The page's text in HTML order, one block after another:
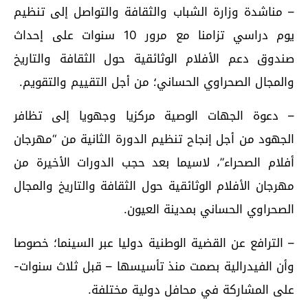
– مناشدة وزارة الشباب والثقافة والتواصل إلى تنظيم
يوم دراسي تزامنا مع مرور 10 سنوات على إحداث
صندوق دعم الأفلام الوثائقية حول الثقافة والتاريخ
والمجال الصحراوي الحساني؛ من أجل التقييم والتقويم.
– دعوة الجهات الوصية مركزيا وجهويا إلى تظافر
الجهود من أجل إنجاح تنظيم الدورة الثانية من “مهرجان
أفلام الصحراء”، لاسيما بعد حجب الدورات الأخيرة من
مهرجان الأفلام الوثائقية حول الثقافة والتاريخ والمجال
الصحراوي الحساني بمدينة العيون.
– الترافع عن القضية الوطنية دوليا عبر السينما؛ خصوصا
وأن الفيدرالية بصمت منذ تأسيسها – قبل ثلاث سنوات-
على المشاركة في محافل دولية مختلفة.